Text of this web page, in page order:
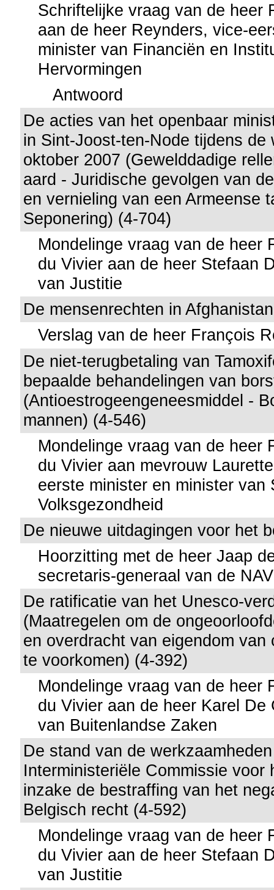
Schriftelijke vraag van de heer
aan de heer Reynders, vice-
minister van Financiën en
Hervormingen
Antwoord
De acties van het openbaar
in Sint-Joost-ten-Node tijdens de
oktober 2007 (Gewelddadige
aard - Juridische gevolgen van
en vernieling van een Armeense
Seponering) (4-704)
Mondelinge vraag van de heer
du Vivier aan de heer Stefaan
van Justitie
De mensenrechten in
Verslag van de heer François
De niet-terugbetaling van
bepaalde behandelingen van
(Antioestrogeengeneesmiddel -
mannen) (4-546)
Mondelinge vraag van de heer
du Vivier aan mevrouw
eerste minister en minister van
Volksgezondheid
De nieuwe uitdagingen voor het
Hoorzitting met de heer Jaap
secretaris-generaal van de
De ratificatie van het Unesco-
(Maatregelen om de
en overdracht van eigendom van
te voorkomen) (4-392)
Mondelinge vraag van de heer
du Vivier aan de heer Karel De
van Buitenlandse Zaken
De stand van de
Interministeriële Commissie voor
inzake de bestraffing van het
Belgisch recht (4-592)
Mondelinge vraag van de heer
du Vivier aan de heer Stefaan
van Justitie